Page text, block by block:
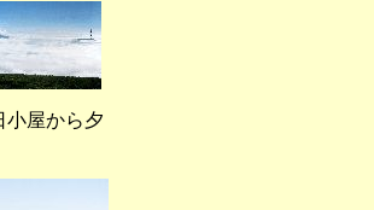
屋から夕